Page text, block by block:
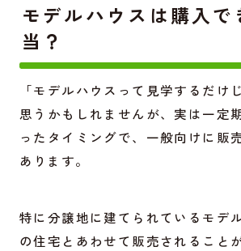
モデルハウスは購入で
当？
「モデルハウスって見学するだけ
思うかもしれませんが、実は一定
ったタイミングで、一般向けに販
あります。
特に分譲地に建てられているモデ
の住宅とあわせて販売されること